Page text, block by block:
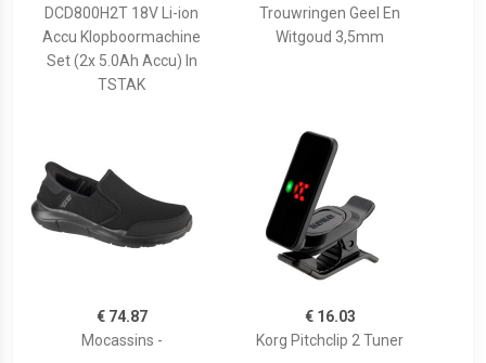
DCD800H2T 18V Li-ion
Accu Klopboormachine
Set (2x 5.0Ah Accu) In
TSTAK
Trouwringen Geel En
Witgoud 3,5mm
€ 74.87
Mocassins -
€ 16.03
Korg Pitchclip 2 Tuner